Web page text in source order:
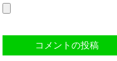
コメントの投稿